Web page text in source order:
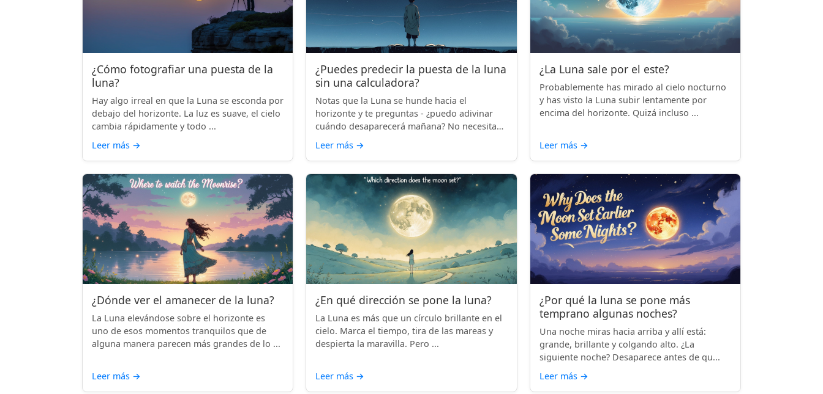
¿Cómo fotografiar una puesta de la
luna?
Hay algo irreal en que la Luna se esconda por
debajo del horizonte. La luz es suave, el cielo
cambia rápidamente y todo ...
Leer más →
¿Puedes predecir la puesta de la luna
sin una calculadora?
Notas que la Luna se hunde hacia el
horizonte y te preguntas - ¿puedo adivinar
cuándo desaparecerá mañana? No necesitas
Leer más →
¿La Luna sale por el este?
Probablemente has mirado al cielo nocturno
y has visto la Luna subir lentamente por
encima del horizonte. Quizá incluso ...
Leer más →
¿Dónde ver el amanecer de la luna?
La Luna elevándose sobre el horizonte es
uno de esos momentos tranquilos que de
alguna manera parecen más grandes de lo ...
Leer más →
¿En qué dirección se pone la luna?
La Luna es más que un círculo brillante en el
cielo. Marca el tiempo, tira de las mareas y
despierta la maravilla. Pero ...
Leer más →
¿Por qué la luna se pone más
temprano algunas noches?
Una noche miras hacia arriba y allí está:
grande, brillante y colgando alto. ¿La
siguiente noche? Desaparece antes de qu...
Leer más →